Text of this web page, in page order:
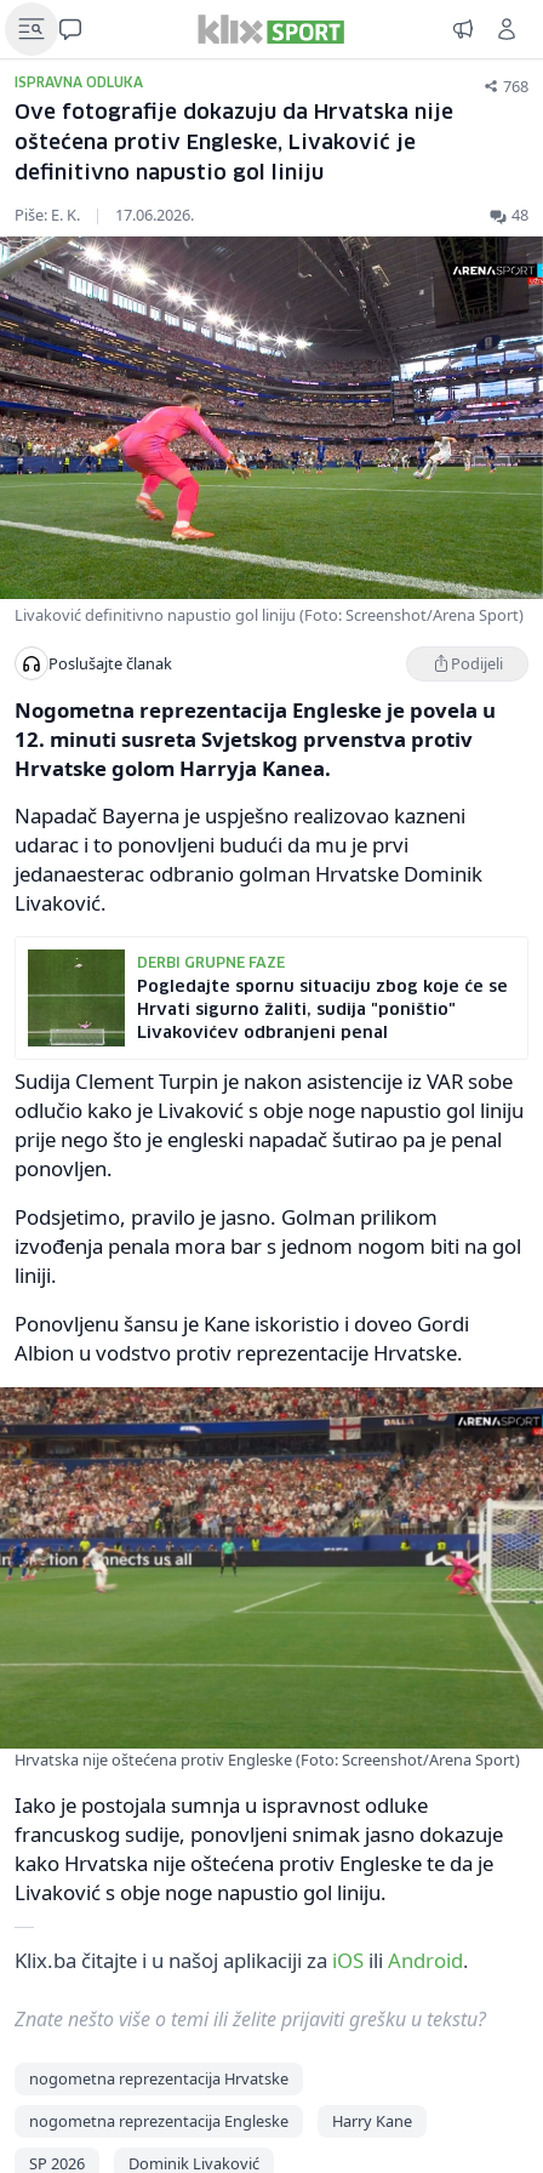
ISPRAVNA ODLUKA 768
Ove fotografije dokazuju da Hrvatska nije
oštećena protiv Engleske, Livaković je
definitivno napustio gol liniju
Piše: E. K. | 17.06.2026. 48
Livaković definitivno napustio gol liniju (Foto: Screenshot/Arena Sport)
Poslušajte članak Podijeli
Nogometna reprezentacija Engleske je povela u
12. minuti susreta Svjetskog prvenstva protiv
Hrvatske golom Harryja Kanea.
Napadač Bayerna je uspješno realizovao kazneni
udarac i to ponovljeni budući da mu je prvi
jedanaesterac odbranio golman Hrvatske Dominik
Livaković.
DERBI GRUPNE FAZE
Pogledajte spornu situaciju zbog koje će se
Hrvati sigurno žaliti, sudija "poništio"
Livakovićev odbranjeni penal
Sudija Clement Turpin je nakon asistencije iz VAR sobe
odlučio kako je Livaković s obje noge napustio gol liniju
prije nego što je engleski napadač šutirao pa je penal
ponovljen.
Podsjetimo, pravilo je jasno. Golman prilikom
izvođenja penala mora bar s jednom nogom biti na gol
liniji.
Ponovljenu šansu je Kane iskoristio i doveo Gordi
Albion u vodstvo protiv reprezentacije Hrvatske.
Hrvatska nije oštećena protiv Engleske (Foto: Screenshot/Arena Sport)
Iako je postojala sumnja u ispravnost odluke
francuskog sudije, ponovljeni snimak jasno dokazuje
kako Hrvatska nije oštećena protiv Engleske te da je
Livaković s obje noge napustio gol liniju.
Klix.ba čitajte i u našoj aplikaciji za iOS ili Android.
Znate nešto više o temi ili želite prijaviti grešku u tekstu?
nogometna reprezentacija Hrvatske
nogometna reprezentacija Engleske
Harry Kane
SP 2026
Dominik Livaković